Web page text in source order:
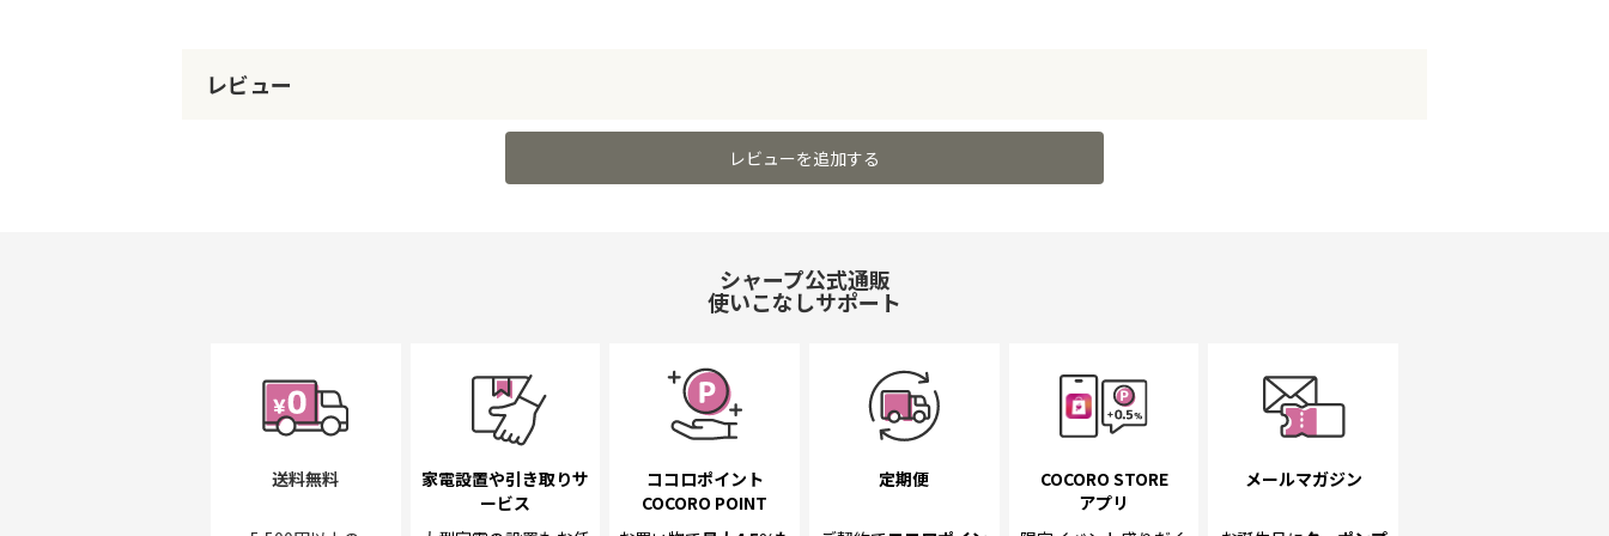
レビュー
レビューを追加する
シャープ公式通販
使いこなしサポート
送料無料 家電設置や引き取りサ
ービス
ココロポイント
COCORO POINT
定期便
COCORO STORE
アプリ
メールマガジン